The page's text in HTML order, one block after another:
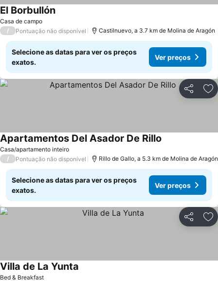
Casa de campo
El BorbullónVer preços
/ Pontuação não disponível Castilnuevo, a 3.7 km de Molina de Aragón
Selecione as datas para ver os preços
exatos.
Ver preços
Partilhar
Casa/apartamento inteiro
Apartamentos Del Asador De Rillo
/ Pontuação não disponível Rillo de Gallo, a 5.3 km de Molina de Aragón
Selecione as datas para ver os preços
exatos.
Ver preços
Partilhar
Bed & Breakfast
Villa de La Yunta